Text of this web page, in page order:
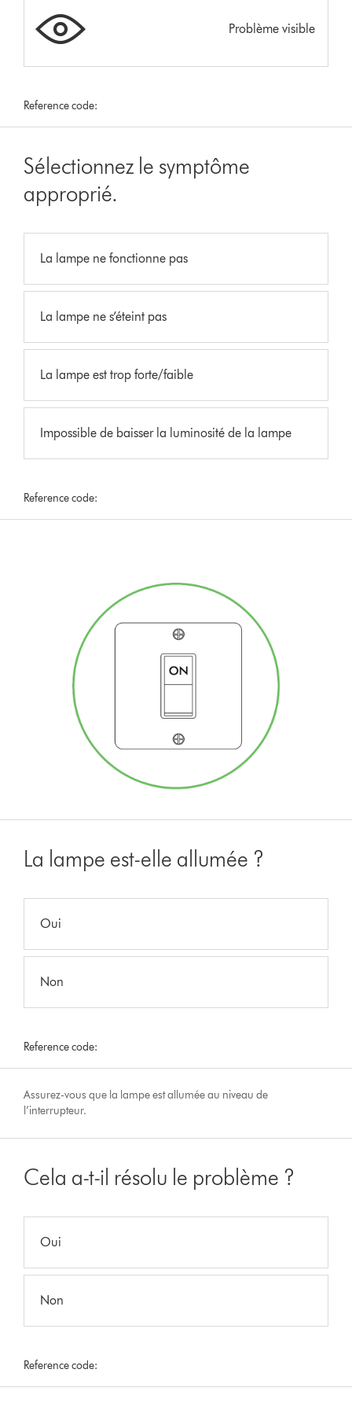
Problème visible
Reference code:
Sélectionnez le symptôme
approprié.
La lampe ne fonctionne pas
La lampe ne s’éteint pas
La lampe est trop forte/faible
Impossible de baisser la luminosité de la lampe
Reference code:
La lampe est-elle allumée ?
Oui
Non
Reference code:
Assurez-vous que la lampe est allumée au niveau de
l’interrupteur.
Cela a-t-il résolu le problème ?
Oui
Non
Reference code: